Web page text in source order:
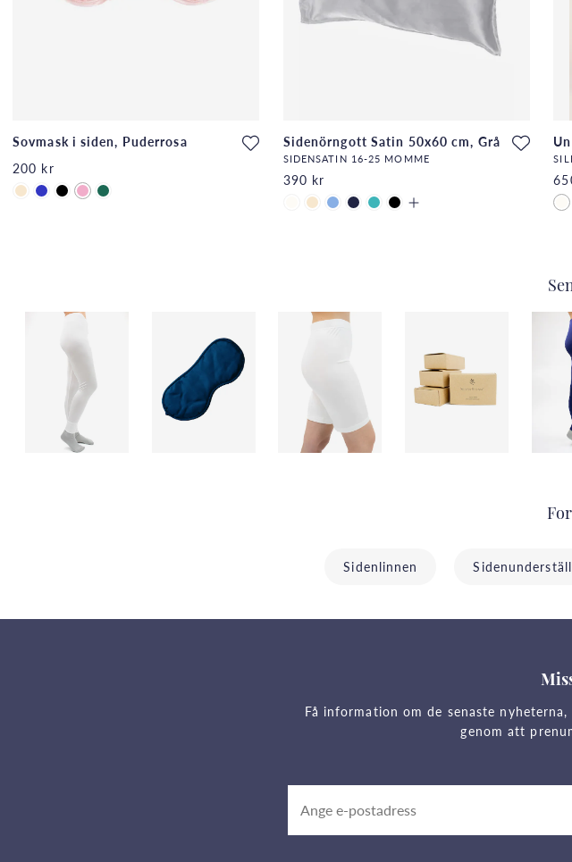
Sovmask i siden, Puderrosa
200 kr
Sidenörngott Satin 50x60 cm, Grå
SIDENSATIN 16-25 MOMME
390 kr
Sidenlinnen Sidenunderställ
Få information om de senaste
genom att